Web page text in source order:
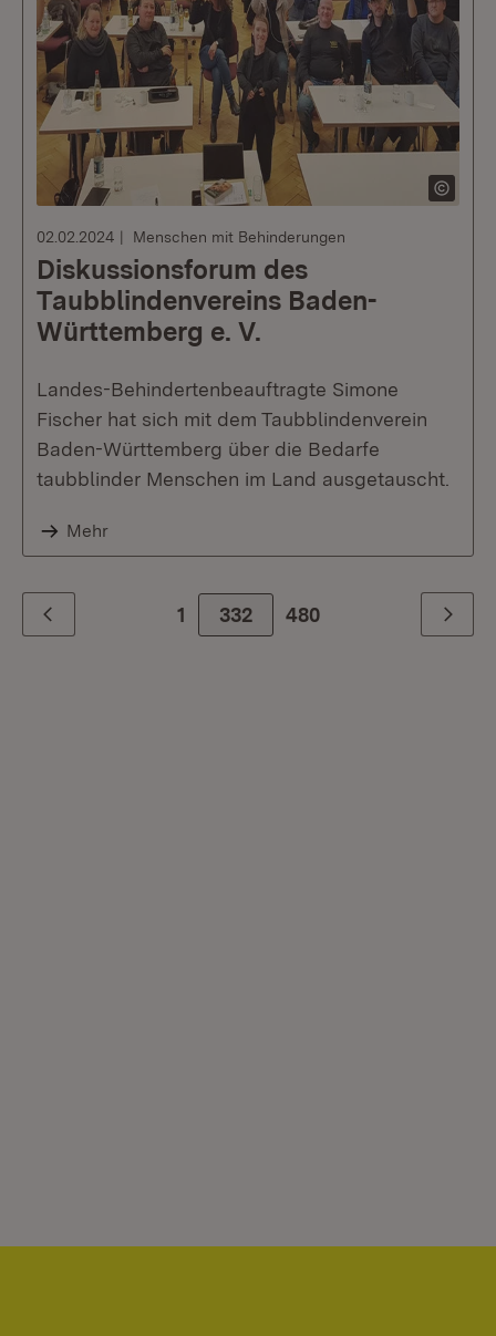
02.02.2024 Menschen mit Behinderungen
Diskussionsforum des
Taubblindenvereins Baden-
Württemberg e. V.
Landes-Behindertenbeauftragte Simone
Fischer hat sich mit dem Taubblindenverein
Baden-Württemberg über die Bedarfe
taubblinder Menschen im Land ausgetauscht.
Mehr
Zurück 1 332 Zur letzte Seite
480 Weiter